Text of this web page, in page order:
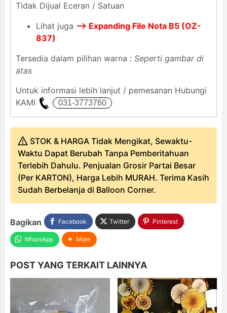
Tidak Dijual Eceran / Satuan
Lihat juga --> Expanding File Nota B5 (OZ-
837)
Tersedia dalam pilihan warna : Seperti gambar di
atas
Untuk informasi lebih lanjut / pemesanan Hubungi
KAMI
STOK & HARGA Tidak Mengikat, Sewaktu-
Waktu Dapat Berubah Tanpa Pemberitahuan
Terlebih Dahulu. Penjualan Grosir Partai Besar
(Per KARTON), Harga Lebih MURAH. Terima Kasih
Sudah Berbelanja di Balloon Corner.
Bagikan Facebook Twitter Pinterest
WhatsApp More
POST YANG TERKAIT LAINNYA